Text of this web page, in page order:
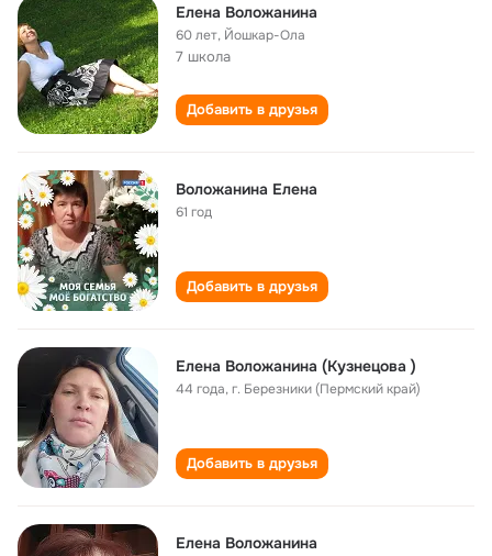
Елена Воложанина
60 лет, Йошкар-Ола
7 школа
Добавить в друзья
Воложанина Елена
61 год
Добавить в друзья
Елена Воложанина (Кузнецова )
44 года,г. Березники (Пермский край)
Добавить в друзья
Елена Воложанина